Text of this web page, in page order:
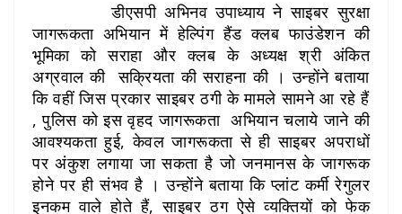
डीएसपी अभिनव उपाध्याय ने साइबर सुरक्षा
जागरूकता अभियान में हेल्पिंग हैंड क्लब फाउंडेशन की
भूमिका को सराहा और क्लब के अध्यक्ष श्री अंकित
अग्रवाल की सक्रियता की सराहना की । उन्होंने बताया
कि वहीं जिस प्रकार साइबर ठगी के मामले सामने आ रहे हैं
, पुलिस को इस वृहद जागरूकता अभियान चलाये जाने की
आवश्यकता हुई, केवल जागरूकता से ही साइबर अपराधों
पर अंकुश लगाया जा सकता है जो जनमानस के जागरूक
होने पर ही संभव है । उन्होंने बताया कि प्लांट कर्मी रेगुलर
इनकम वाले होते हैं, साइबर ठग ऐसे व्यक्तियों को फेक